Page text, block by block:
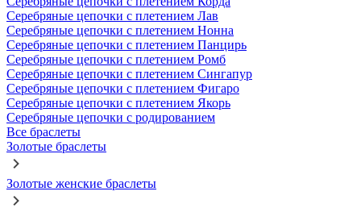
Серебряные цепочки с плетением Лав
Серебряные цепочки с плетением Нонна
Серебряные цепочки с плетением Панцирь
Серебряные цепочки с плетением Ромб
Серебряные цепочки с плетением Сингапур
Серебряные цепочки с плетением Фигаро
Серебряные цепочки с плетением Якорь
Серебряные цепочки с родированием
Все браслеты
Золотые браслеты
Золотые женские браслеты